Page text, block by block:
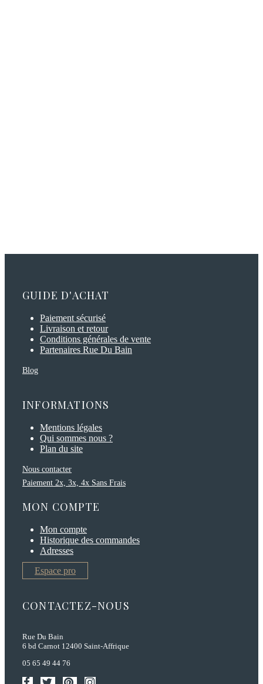
GUIDE D'ACHAT
Paiement sécurisé
Livraison et retour
Conditions générales de vente
Partenaires Rue Du Bain
Blog
INFORMATIONS
Mentions légales
Qui sommes nous ?
Plan du site
Nous contacter
Paiement 2x, 3x, 4x Sans Frais
MON COMPTE
Mon compte
Historique des commandes
Adresses
Espace pro
CONTACTEZ-NOUS
Rue Du Bain
6 bd Carnot 12400 Saint-Affrique
05 65 49 44 76